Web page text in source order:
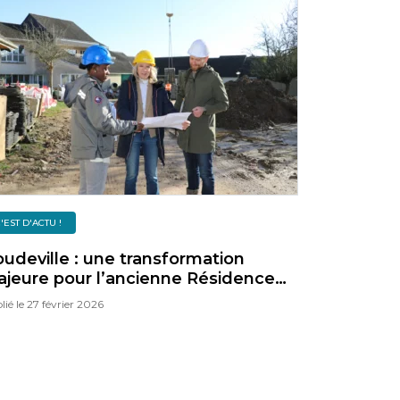
D'ACTU !
: une transformation
pour l’ancienne Résidence
Personnes Âgées
le27 février 2026